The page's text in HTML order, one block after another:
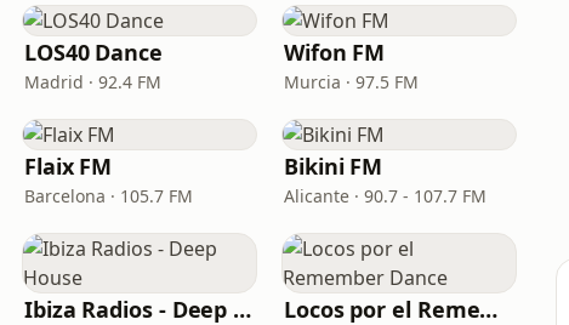
LOS40 Dance
Madrid · 92.4 FM
Wifon FM
Murcia · 97.5 FM
Flaix FM
Barcelona · 105.7 FM
Bikini FM
Alicante · 90.7 - 107.7 FM
Ibiza Radios - Deep House Locos por el Remember Dance